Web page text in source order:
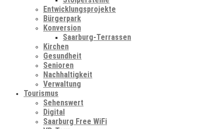
Entwicklungsprojekte
Bürgerpark
Konversion
Saarburg-Terrassen
Kirchen
Gesundheit
Senioren
Nachhaltigkeit
Verwaltung
Tourismus
Sehenswert
Digital
Saarburg Free WiFi